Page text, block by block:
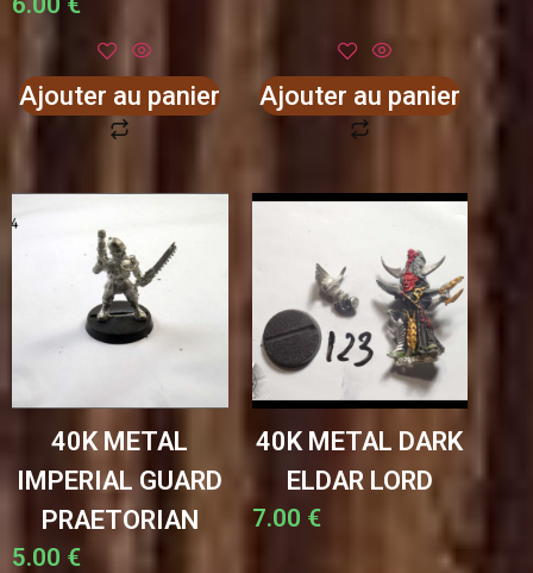
Ajouter au panier Ajouter au panier
40K METAL
IMPERIAL GUARD
PRAETORIAN
5.00 €
40K METAL DARK
ELDAR LORD
7.00 €